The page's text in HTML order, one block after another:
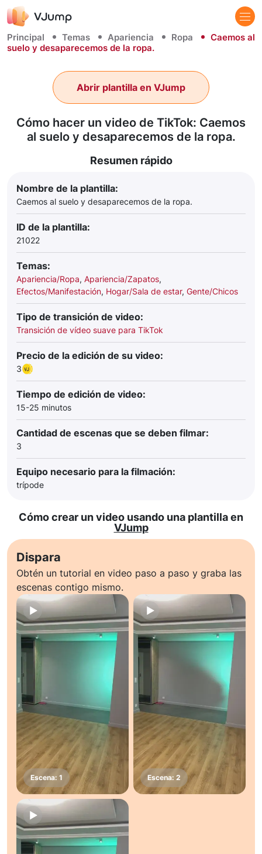
Principal Temas Apariencia Ropa
Caemos al
suelo y desaparecemos de la ropa.
Cómo hacer un video de TikTok: Caemos
al suelo y desaparecemos de la ropa.
Abrir plantilla en VJump
Resumen rápido
Nombre de la plantilla:
Caemos al suelo y desaparecemos de la ropa.
ID de la plantilla:
21022
Temas:
Apariencia/Ropa, Apariencia/Zapatos,
Efectos/Manifestación, Hogar/Sala de estar, Gente/Chicos
Tipo de transición de video:
Transición de vídeo suave para TikTok
Precio de la edición de su video:
3
Tiempo de edición de video:
15-25 minutos
Cantidad de escenas que se deben filmar:
3
Equipo necesario para la filmación:
trípode
Cómo crear un video usando una plantilla en
VJump
Dispara
Obtén un tutorial en video paso a paso y graba las
escenas contigo mismo.